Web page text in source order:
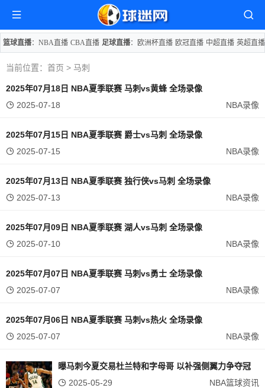
篮球直播： NBA直播 CBA直播 足球直播： 欧洲杯直播 欧冠直播 中超直播 英超直播
当前位置： 首页 > 马刺
2025年07月18日 NBA夏季联赛 马刺vs黄蜂 全场录像
2025-07-18
NBA录像
2025年07月15日 NBA夏季联赛 爵士vs马刺 全场录像
2025-07-15
NBA录像
2025年07月13日 NBA夏季联赛 独行侠vs马刺 全场录像
2025-07-13
NBA录像
2025年07月09日 NBA夏季联赛 湖人vs马刺 全场录像
2025-07-10
NBA录像
2025年07月07日 NBA夏季联赛 马刺vs勇士 全场录像
2025-07-07
NBA录像
2025年07月06日 NBA夏季联赛 马刺vs热火 全场录像
2025-07-07
NBA录像
曝马刺今夏交易杜兰特和字母哥 以补强侧翼力争夺冠
2025-05-29
NBA篮球资讯